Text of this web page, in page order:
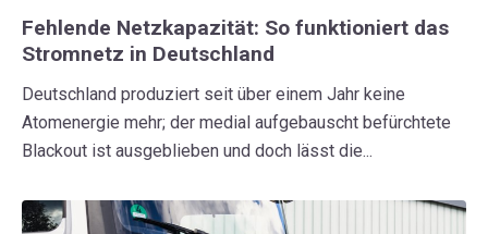
Fehlende Netzkapazität: So funktioniert das
Stromnetz in Deutschland
Deutschland produziert seit über einem Jahr keine
Atomenergie mehr; der medial aufgebauscht befürchtete
Blackout ist ausgeblieben und doch lässt die...